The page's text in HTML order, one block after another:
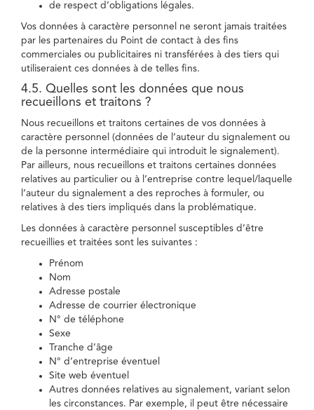
de respect d’obligations légales.
Vos données à caractère personnel ne seront jamais traitées
par les partenaires du Point de contact à des fins
commerciales ou publicitaires ni transférées à des tiers qui
utiliseraient ces données à de telles fins.
4.5. Quelles sont les données que nous
recueillons et traitons ?
Nous recueillons et traitons certaines de vos données à
caractère personnel (données de l’auteur du signalement ou
de la personne intermédiaire qui introduit le signalement).
Par ailleurs, nous recueillons et traitons certaines données
relatives au particulier ou à l’entreprise contre lequel/laquelle
l’auteur du signalement a des reproches à formuler, ou
relatives à des tiers impliqués dans la problématique.
Les données à caractère personnel susceptibles d’être
recueillies et traitées sont les suivantes :
Prénom
Nom
Adresse postale
Adresse de courrier électronique
N° de téléphone
Sexe
Tranche d’âge
N° d’entreprise éventuel
Site web éventuel
Autres données relatives au signalement, variant selon
les circonstances. Par exemple, il peut être nécessaire